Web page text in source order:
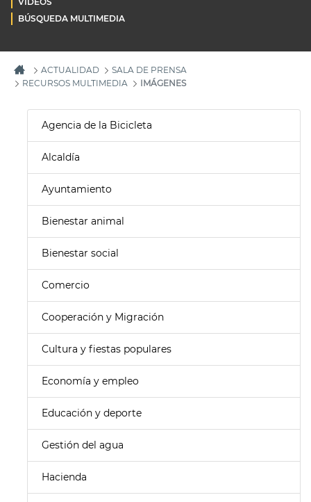
BÚSQUEDA MULTIMEDIA
ACTUALIDAD
SALA DE PRENSA
RECURSOS MULTIMEDIA
IMÁGENES
Agencia de la Bicicleta
Alcaldía
Ayuntamiento
Bienestar animal
Bienestar social
Comercio
Cooperación y Migración
Cultura y fiestas populares
Economía y empleo
Educación y deporte
Gestión del agua
Hacienda